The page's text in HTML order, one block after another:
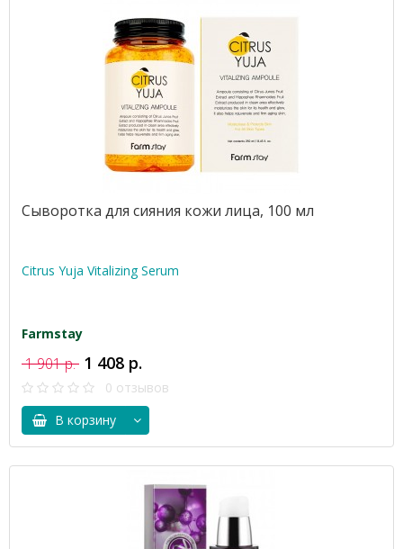
Сыворотка для сияния кожи лица, 100 мл
Citrus Yuja Vitalizing Serum
Farmstay
1 901 р. 1 408 р.
0 отзывов
В корзину